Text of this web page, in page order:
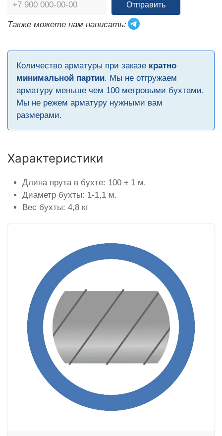
Отправить
Также можете нам написать:
Количество арматуры при заказе кратно
минимальной партии. Мы не отгружаем
арматуру меньше чем 100 метровыми бухтами.
Мы не режем арматуру нужными вам
размерами.
Характеристики
Длина прута в бухте: 100 ± 1 м.
Диаметр бухты: 1-1,1 м.
Вес бухты: 4,8 кг